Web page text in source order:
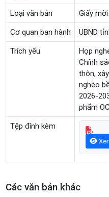
Loại văn bản Giấy mời
Cơ quan ban hành UBND
Trích yếu
Họp
Chính
thôn,
nghèo
2026-
phẩm
Tệp đính kèm
Các văn bản khác